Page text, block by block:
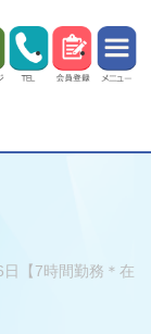
日【7時間勤務＊在